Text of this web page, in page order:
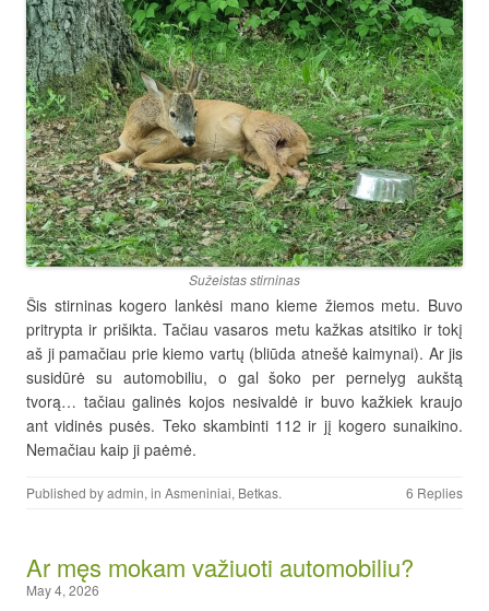
Sužeistas stirninas
Šis stirninas kogero lankėsi mano kieme žiemos metu. Buvo
pritrypta ir prišikta. Tačiau vasaros metu kažkas atsitiko ir tokį
aš ji pamačiau prie kiemo vartų (bliūda atnešė kaimynai). Ar jis
susidūrė su automobiliu, o gal šoko per pernelyg aukštą
tvorą… tačiau galinės kojos nesivaldė ir buvo kažkiek kraujo
ant vidinės pusės. Teko skambinti 112 ir jį kogero sunaikino.
Nemačiau kaip ji paėmė.
Published byadmin, in Asmeniniai, Betkas. 6 Replies
Ar męs mokam važiuoti automobiliu?
May 4, 2026